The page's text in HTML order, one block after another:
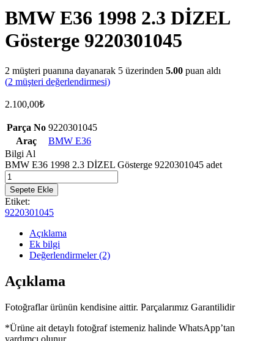
BMW E36 1998 2.3 DİZEL
Gösterge 9220301045
2 müşteri puanına dayanarak 5 üzerinden 5.00 puan aldı
(2 müşteri değerlendirmesi)
2.100,00₺
Parça No 9220301045
Araç
BMW E36
Bilgi Al
BMW E36 1998 2.3 DİZEL Gösterge 9220301045 adet
Sepete Ekle
Etiket:
9220301045
Açıklama
Ek bilgi
Değerlendirmeler (2)
Açıklama
Fotoğraflar ürünün kendisine aittir. Parçalarımız Garantilidir
*Ürüne ait detaylı fotoğraf istemeniz halinde WhatsApp’tan
yardımcı olunur